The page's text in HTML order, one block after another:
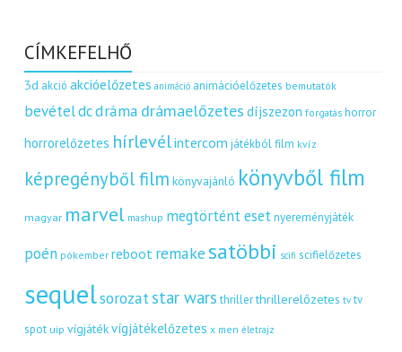
CÍMKEFELHŐ
3d akció akcióelőzetes animáció animációelőzetes bemutatók
bevételdcdráma drámaelőzetes díjszezon forgatás horror
horrorelőzetes hírlevélintercom játékból film kvíz
képregényből film könyvajánló könyvből film
magyar marvel mashup megtörtént eset nyereményjáték
poén pókember reboot remakesatöbbi scifi scifielőzetes
sequelsorozatstar wars thriller thrillerelőzetes tv tv
spot uip vígjátékvígjátékelőzetes x men életrajz